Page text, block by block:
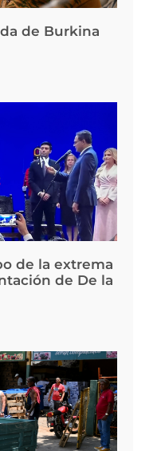
de Burkina
de la extrema
de De la